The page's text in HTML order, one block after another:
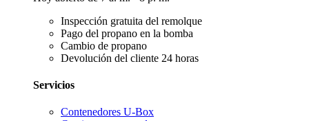
Inspección gratuita del remolque
Pago del propano en la bomba
Cambio de propano
Devolución del cliente 24 horas
Servicios
Contenedores U-Box